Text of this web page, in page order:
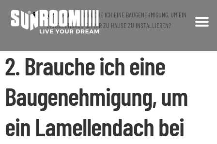
Navigation
springen
Inhalt
springen
UNTERNEHMEN
PRODUKTE
PROJEKTE
PRIVATKUNDEN
START FAQ
2. BRAUCHE ICH EINE BAUGENEHMIGUNG, UM EIN
LAMELLENDACH BEI MIR ZU HAUSE ZU INSTALLIEREN?
2. Brauche ich eine
Baugenehmigung, um
ein Lamellendach bei